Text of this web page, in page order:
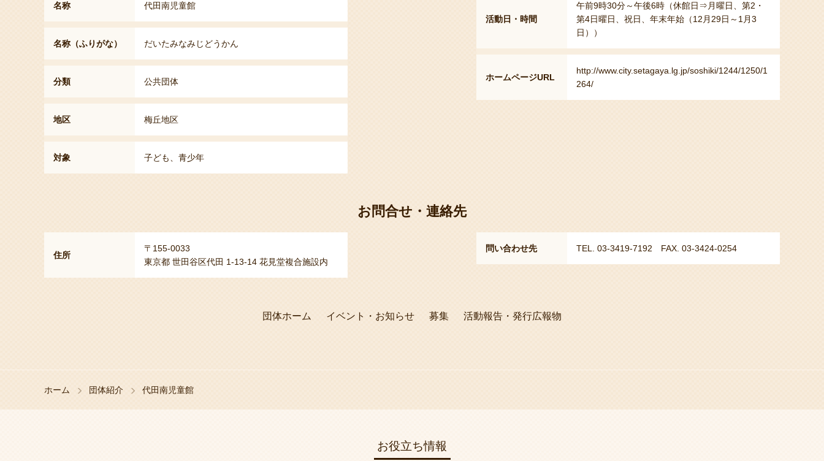
名称 代田南児童館
名称（ふりがな） だいたみなみじどうかん
分類 公共団体
地区 梅丘地区
対象 子ども、青少年
活動日・時間
午前9時30分～午後6時（休館日⇒月曜日、第2・
第4日曜日、祝日、年末年始（12月29日～1月3
日））
ホームページURL
http://www.city.setagaya.lg.jp/soshiki/1244/1250/1
264/
お問合せ・連絡先
住所
〒155-0033
東京都 世田谷区代田 1-13-14 花見堂複合施設内
問い合わせ先 TEL. 03-3419-7192 FAX. 03-3424-0254
団体ホーム イベント・お知らせ 募集 活動報告・発行広報物
ホーム 団体紹介 代田南児童館
お役立ち情報